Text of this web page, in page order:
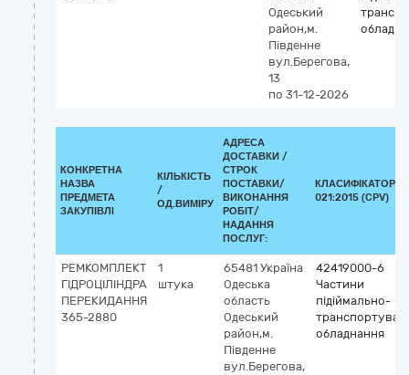
Одеський
район,м.
Південне
вул.Берегова,
13
по 31-12-2026
КОНКРЕТНА
НАЗВА
ПРЕДМЕТА
ЗАКУПІВЛІ
КІЛЬКІСТЬ
/
ОД.ВИМІРУ
АДРЕСА
ДОСТАВКИ /
СТРОК
ПОСТАВКИ/
ВИКОНАННЯ
РОБІТ/
НАДАННЯ
ПОСЛУГ:
КЛАСИФІКАТОР
021:2015 (CPV)
РЕМКОМПЛЕКТ
ГІДРОЦІЛІНДРА
ПЕРЕКИДАННЯ
365-2880
1
штука
65481 Україна
Одеська
область
Одеський
район,м.
Південне
вул.Берегова,
42419000-6
Частини
підіймально-
обладнання